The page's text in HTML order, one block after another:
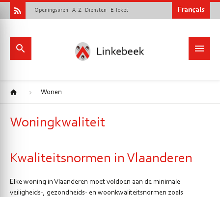
Français
Openingsuren A-Z Diensten E-loket
Wonen
Woningkwaliteit
Kwaliteitsnormen in Vlaanderen
Elke woning in Vlaanderen moet voldoen aan de minimale
veiligheids-, gezondheids- en woonkwaliteitsnormen zoals